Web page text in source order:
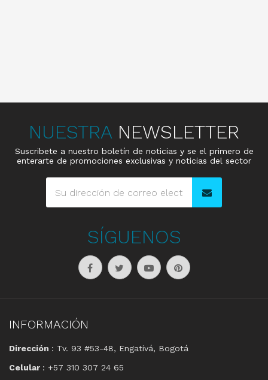
NUESTRA NEWSLETTER
Suscribete a nuestro boletín de noticias y se el primero de
enterarte de promociones exclusivas y noticias del sector
SÍGUENOS
INFORMACIÓN
Dirección : Tv. 93 #53-48, Engativá, Bogotá
Celular : +57 310 307 24 65